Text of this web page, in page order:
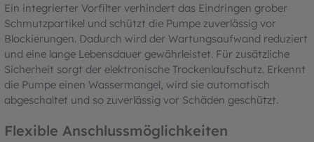
Ein integrierter Vorfilter verhindert das Eindringen grober
Schmutzpartikel und schützt die Pumpe zuverlässig vor
Blockierungen. Dadurch wird der Wartungsaufwand reduziert
und eine lange Lebensdauer gewährleistet. Für zusätzliche
Sicherheit sorgt der elektronische Trockenlaufschutz. Erkennt
die Pumpe einen Wassermangel, wird sie automatisch
abgeschaltet und so zuverlässig vor Schäden geschützt.
Flexible Anschlussmöglichkeiten